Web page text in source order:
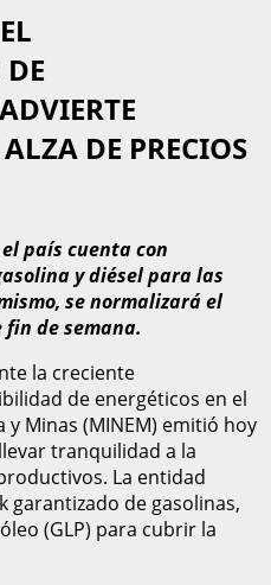
DE PRECIOS
país cuenta con
y diésel para las
se normalizará el
de semana.
la creciente
de energéticos en el
Minas (MINEM) emitió hoy
tranquilidad a la
La entidad
garantizado de gasolinas,
(GLP) para cubrir la